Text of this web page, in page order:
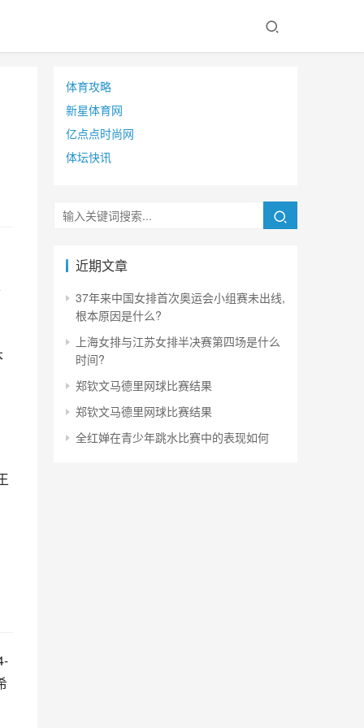
体育攻略
新星体育网
亿点点时尚网
体坛快讯
近期文章
37年来中国女排首次奥运会小组赛未出线,
根本原因是什么?
上海女排与江苏女排半决赛第四场是什么
时间?
郑钦文马德里网球比赛结果
郑钦文马德里网球比赛结果
全红婵在青少年跳水比赛中的表现如何